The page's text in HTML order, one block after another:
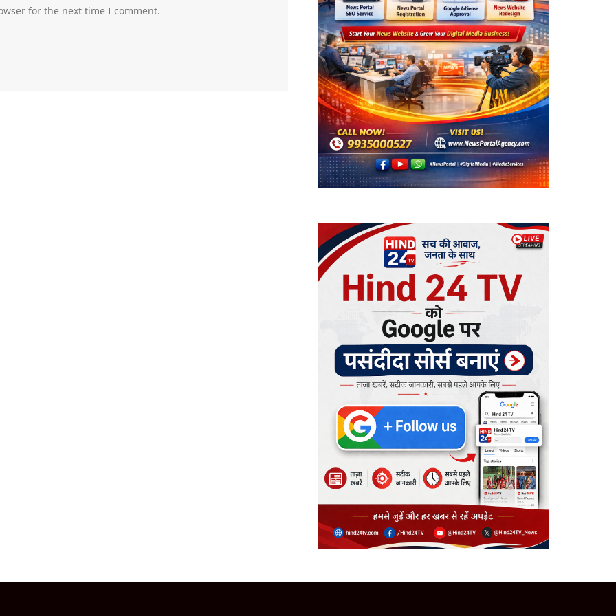
for the next time I comment.